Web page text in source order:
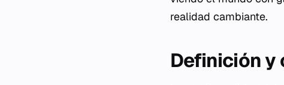
realidad cambiante.
Definición y